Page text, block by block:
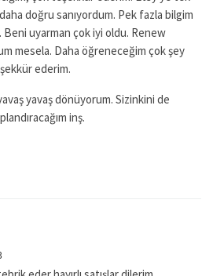
doğru sanıyordum. Pek fazla bilgim
Beni uyarman çok iyi oldu. Renew
mesela. Daha öğreneceğim çok şey
ederim.
yavaş dönüyorum. Sizinkini de
inş.